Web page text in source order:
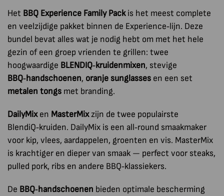
Het BBQ Experience Family Packis het meest complete
en veelzijdige pakket binnen de Experience‑lijn. Deze
bundel bevat alles wat je nodig hebt om met het hele
gezin of een groep vrienden te grillen: twee
hoogwaardige BLENDIQ‑kruidenmixen, stevige
BBQ‑handschoenen, oranje sunglasses en een set
metalen tongs met branding.
DailyMixen MasterMixzijn de twee populairste
BlendiQ‑kruiden. DailyMix is een all‑round smaakmaker
voor kip, vlees, aardappelen, groenten en vis. MasterMix
is krachtiger en dieper van smaak — perfect voor steaks,
pulled pork, ribs en andere BBQ‑klassiekers.
De BBQ‑handschoenen bieden optimale bescherming